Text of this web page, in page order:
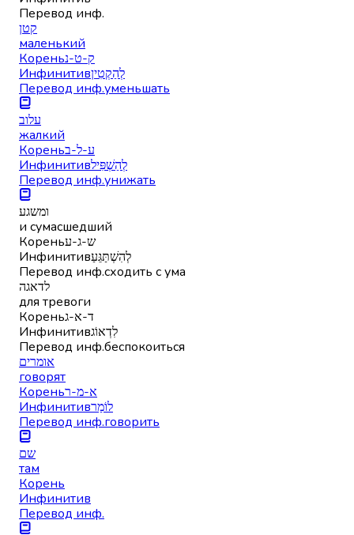
Перевод инф.
קטן
маленький
Кореньק-ט-נ
Инфинитивלְהַקְטִין
Перевод инф.уменьшать
עלוב
жалкий
Кореньע-ל-ב
Инфинитивלְהַשְׁפִּיל
Перевод инф.унижать
ומשגע
и сумасшедший
Кореньש-ג-ע
Инфинитивלְהִשְׁתַּגֵּעַ
Перевод инф.сходить с ума
לדאגה
для тревоги
Кореньד-א-ג
Инфинитивלִדְאוֹג
Перевод инф.беспокоиться
אומרים
говорят
Кореньא-מ-ר
Инфинитивלוֹמַר
Перевод инф.говорить
שם
там
Корень
Инфинитив
Перевод инф.